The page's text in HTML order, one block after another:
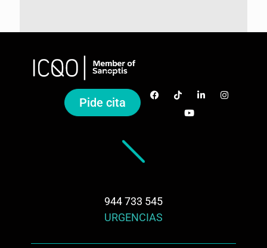
Pide cita
944 733 545
URGENCIAS